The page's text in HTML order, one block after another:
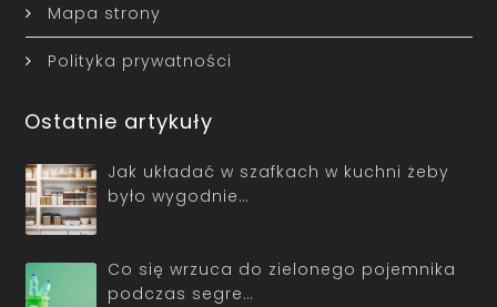
Mapa strony
Polityka prywatności
Ostatnie artykuły
Jak układać w szafkach w kuchni żeby
było wygodnie…
Co się wrzuca do zielonego pojemnika
podczas segre…